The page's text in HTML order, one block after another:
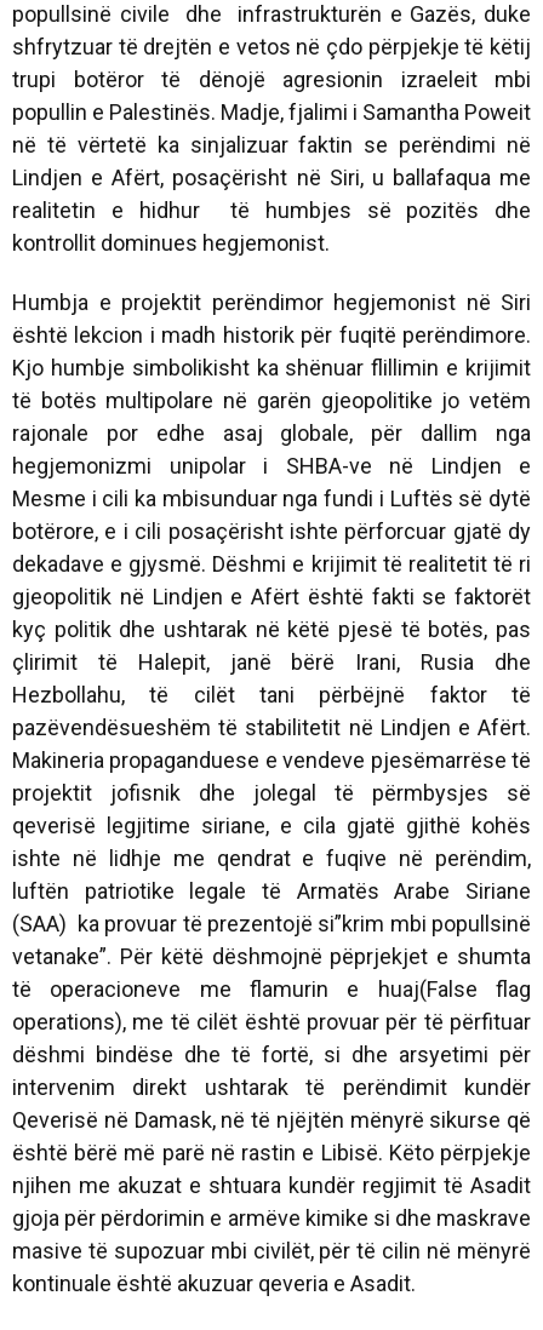
popullsinë civile dhe infrastrukturën e Gazës, duke
shfrytzuar të drejtën e vetos në çdo përpjekje të këtij
trupi botëror të dënojë agresionin izraeleit mbi
popullin e Palestinës. Madje, fjalimi i Samantha Poweit
në të vërtetë ka sinjalizuar faktin se perëndimi në
Lindjen e Afërt, posaçërisht në Siri, u ballafaqua me
realitetin e hidhur të humbjes së pozitës dhe
kontrollit dominues hegjemonist.
Humbja e projektit perëndimor hegjemonist në Siri
është lekcion i madh historik për fuqitë perëndimore.
Kjo humbje simbolikisht ka shënuar flillimin e krijimit
të botës multipolare në garën gjeopolitike jo vetëm
rajonale por edhe asaj globale, për dallim nga
hegjemonizmi unipolar i SHBA-ve në Lindjen e
Mesme i cili ka mbisunduar nga fundi i Luftës së dytë
botërore, e i cili posaçërisht ishte përforcuar gjatë dy
dekadave e gjysmë. Dëshmi e krijimit të realitetit të ri
gjeopolitik në Lindjen e Afërt është fakti se faktorët
kyç politik dhe ushtarak në këtë pjesë të botës, pas
çlirimit të Halepit, janë bërë Irani, Rusia dhe
Hezbollahu, të cilët tani përbëjnë faktor të
pazëvendësueshëm të stabilitetit në Lindjen e Afërt.
Makineria propaganduese e vendeve pjesëmarrëse të
projektit jofisnik dhe jolegal të përmbysjes së
qeverisë legjitime siriane, e cila gjatë gjithë kohës
ishte në lidhje me qendrat e fuqive në perëndim,
luftën patriotike legale të Armatës Arabe Siriane
(SAA) ka provuar të prezentojë si”krim mbi popullsinë
vetanake”. Për këtë dëshmojnë pëprjekjet e shumta
të operacioneve me flamurin e huaj(False flag
operations), me të cilët është provuar për të përfituar
dëshmi bindëse dhe të fortë, si dhe arsyetimi për
intervenim direkt ushtarak të perëndimit kundër
Qeverisë në Damask, në të njëjtën mënyrë sikurse që
është bërë më parë në rastin e Libisë. Këto përpjekje
njihen me akuzat e shtuara kundër regjimit të Asadit
gjoja për përdorimin e armëve kimike si dhe maskrave
masive të supozuar mbi civilët, për të cilin në mënyrë
kontinuale është akuzuar qeveria e Asadit.